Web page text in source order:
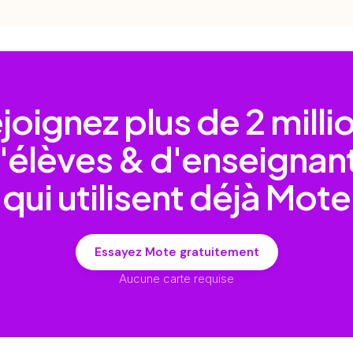
plus de2
&
qui utilisent déjà Mote
Essayez Mote gratuitement
Aucune carte requise